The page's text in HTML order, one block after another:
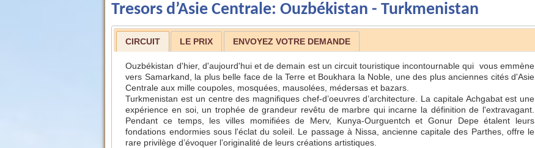
Tresors d’Asie Centrale: Ouzbékistan - Turkmenistan
CIRCUIT LE PRIX ENVOYEZ VOTRE DEMANDE
Ouzbékistan d'hier, d'aujourd'hui et de demain est un circuit touristique incontournable qui vous emmène
vers Samarkand, la plus belle face de la Terre et Boukhara la Noble, une des plus anciennes cités d'Asie
Centrale aux mille coupoles, mosquées, mausolées, médersas et bazars.
Turkmenistan est un centre des magnifiques chef-d’oeuvres d’architecture. La capitale Achgabat est une
expérience en soi, un trophée de grandeur revêtu de marbre qui incarne la définition de l'extravagant.
Pendant ce temps, les villes momifiées de Merv, Kunya-Ourguentch et Gonur Depe étalent leurs
fondations endormies sous l'éclat du soleil. Le passage à Nissa, ancienne capitale des Parthes, offre le
rare privilège d’évoquer l’originalité de leurs créations artistiques.